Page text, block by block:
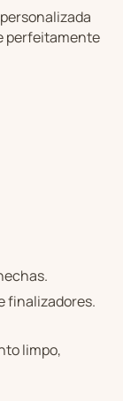
perfeitamente
finalizadores.
limpo,